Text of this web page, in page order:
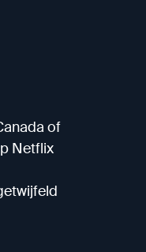
of
Netflix